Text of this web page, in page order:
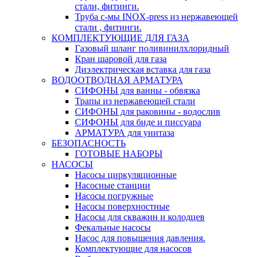
стали, фитинги.
Труба с-мы INOX-press из нержавеющей
стали , фитинги.
КОМПЛЕКТУЮЩИЕ ДЛЯ ГАЗА
Газовый шланг поливинилхлоридный
Кран шаровой для газа
Диэлектрическая вставка для газа
ВОДООТВОДНАЯ АРМАТУРА
СИФОНЫ для ванны - обвязка
Трапы из нержавеющей стали
СИФОНЫ для раковины - водослив
СИФОНЫ для биде и писсуара
АРМАТУРА для унитаза
БЕЗОПАСНОСТЬ
ГОТОВЫЕ НАБОРЫ
НАСОСЫ
Насосы циркуляционные
Насосные станции
Насосы погружные
Насосы поверхностные
Насосы для скважин и колодцев
Фекальные насосы
Насос для повышения давления.
Комплектующие для насосов